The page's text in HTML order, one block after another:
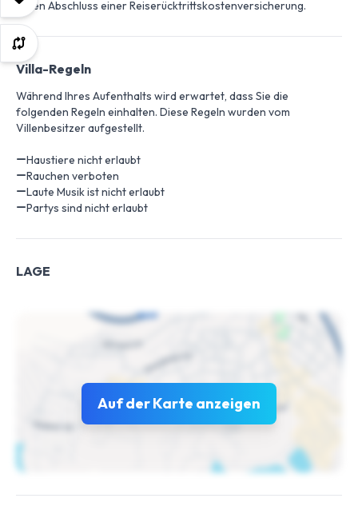
den Abschluss einer Reiserücktrittskostenversicherung.
Villa-Regeln
Während Ihres Aufenthalts wird erwartet, dass Sie die
folgenden Regeln einhalten. Diese Regeln wurden vom
Villenbesitzer aufgestellt.
Haustiere nicht erlaubt
Rauchen verboten
Laute Musik ist nicht erlaubt
Partys sind nicht erlaubt
LAGE
Auf der Karte anzeigen